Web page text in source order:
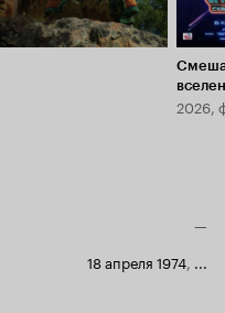
2026,
—
18 апреля 1974, ...